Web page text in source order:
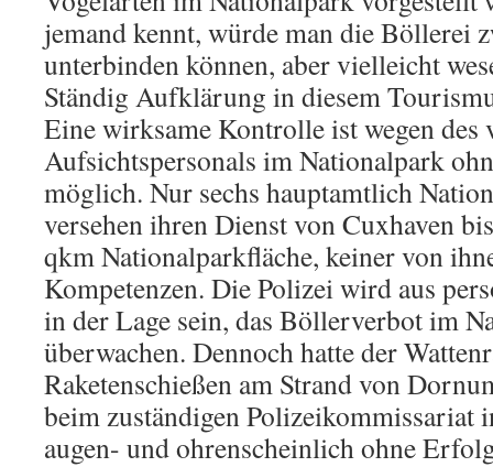
jemand kennt, würde man die Böllerei
unterbinden können, aber vielleicht
Ständig Aufklärung in diesem
Eine wirksame Kontrolle ist wegen
Aufsichtspersonals im Nationalpark
möglich. Nur sechs hauptamtlich
versehen ihren Dienst von Cuxhaven
qkm Nationalparkfläche, keiner von
Kompetenzen. Die Polizei wird aus
in der Lage sein, das Böllerverbot im
überwachen. Dennoch hatte der
Raketenschießen am Strand von
beim zuständigen Polizeikommissariat
augen- und ohrenscheinlich ohne